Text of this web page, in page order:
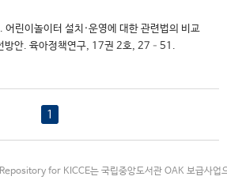
이놀이터 설치·운영에 대한 관련법의 비교
방안. 육아정책연구, 17권 2호, 27–51.
1
Repository for KICCE는 국립중앙도서관 OAK 보급사업